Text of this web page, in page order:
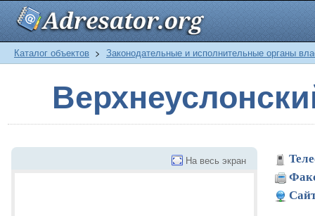
Каталог объектов > Законодательные и исполнительные органы
На весь экран